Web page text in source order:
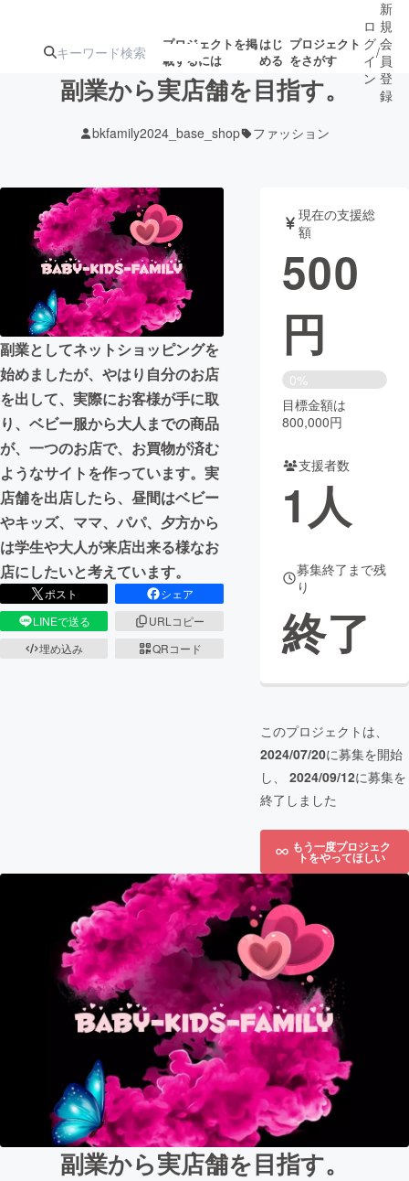
プロジェクトを掲
載するには
はじ
める
プロジェクト
をさがす
アート・写真
テクノロジー・ガジェット ゲーム・サ
映像・映画
ビジネス・起業 チャレンジ
まちづくり・地域活性化
CAMPFIRE for Social Good
CAMPFIRE Creation
CAMPFIREふるさと納税machi-ya コミュニティ
ロ
グ
イ
ン
/
新
規
会
員
登
録
副業から実店舗を目指す。
bkfamily2024_base_shop ファッション
副業としてネットショッピングを
始めましたが、やはり自分のお店
を出して、実際にお客様が手に取
り、ベビー服から大人までの商品
が、一つのお店で、お買物が済む
ようなサイトを作っています。実
店舗を出店したら、昼間はベビー
やキッズ、ママ、パパ、夕方から
は学生や大人が来店出来る様なお
店にしたいと考えています。
ポスト
シェア
LINEで送る
URLコピー
埋め込み
QRコード
現在の支援総
額
500
円
0%
目標金額は
800,000円
支援者数
1人
募集終了まで残
り
終了
このプロジェクトは、
2024/07/20に募集を開始
し、 2024/09/12に募集を
終了しました
もう一度プロジェク
トをやってほしい
副業から実店舗を目指す。